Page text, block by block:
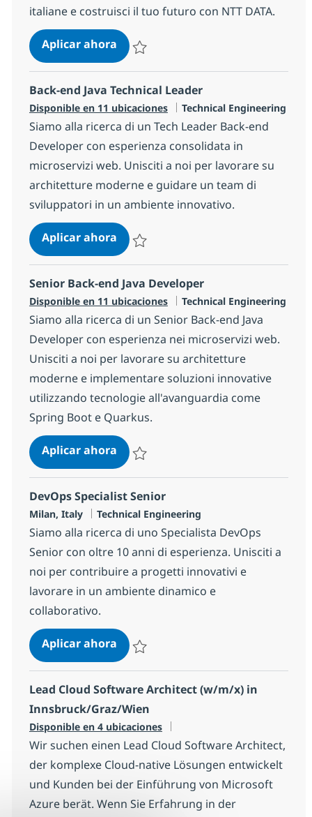
italiane e costruisci il tuo futuro con NTT DATA.
Aplicar ahoraJunior IT Consultant/Developer -
Back-end Java Technical Leader
Disponible en 11 ubicaciones Categoría
Technical Engineering
Siamo alla ricerca di un Tech Leader Back-end
Developer con esperienza consolidata in
microservizi web. Unisciti a noi per lavorare su
architetture moderne e guidare un team di
sviluppatori in un ambiente innovativo.
Aplicar ahoraBack-end Java Technical Leader
Senior Back-end Java Developer
Disponible en 11 ubicaciones Categoría
Technical Engineering
Siamo alla ricerca di un Senior Back-end Java
Developer con esperienza nei microservizi web.
Unisciti a noi per lavorare su architetture
moderne e implementare soluzioni innovative
utilizzando tecnologie all'avanguardia come
Spring Boot e Quarkus.
Aplicar ahoraSenior Back-end Java Developer
DevOps Specialist Senior
Ubicación
Milan, Italy Categoría
Technical Engineering
Siamo alla ricerca di uno Specialista DevOps
Senior con oltre 10 anni di esperienza. Unisciti a
noi per contribuire a progetti innovativi e
lavorare in un ambiente dinamico e
collaborativo.
Aplicar ahoraDevOps Specialist Senior
Lead Cloud Software Architect (w/m/x) in
Innsbruck/Graz/Wien
Disponible en 4 ubicaciones
Wir suchen einen Lead Cloud Software Architect,
der komplexe Cloud-native Lösungen entwickelt
und Kunden bei der Einführung von Microsoft
Azure berät. Wenn Sie Erfahrung in der